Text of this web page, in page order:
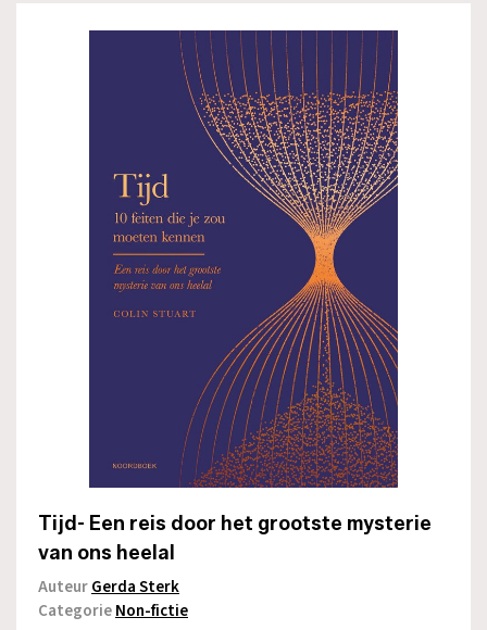
Tijd- Een reis door het grootste mysterie
van ons heelal
AuteurGerda Sterk
CategorieNon-fictie